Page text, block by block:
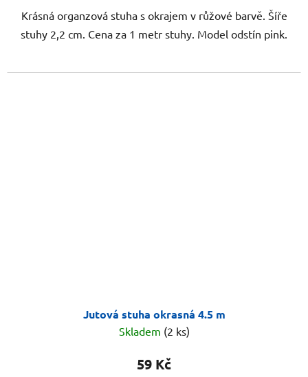
Krásná organzová stuha s okrajem v růžové barvě. Šíře
stuhy 2,2 cm. Cena za 1 metr stuhy. Model odstín pink.
Jutová stuha okrasná 4.5 m
Skladem (2 ks)
59 Kč